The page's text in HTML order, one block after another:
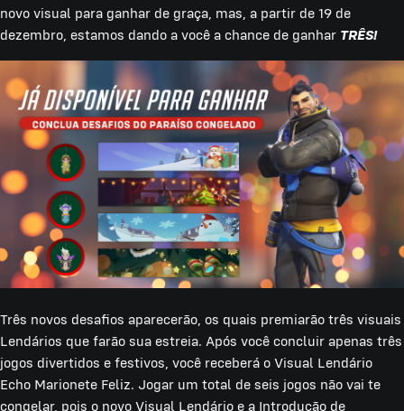
novo visual para ganhar de graça, mas, a partir de 19 de
dezembro, estamos dando a você a chance de ganhar TRÊS!
Três novos desafios aparecerão, os quais premiarão três visuais
Lendários que farão sua estreia. Após você concluir apenas três
jogos divertidos e festivos, você receberá o Visual Lendário
Echo Marionete Feliz. Jogar um total de seis jogos não vai te
congelar, pois o novo Visual Lendário e a Introdução de